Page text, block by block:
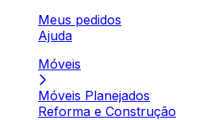
Meus pedidos
Ajuda
Móveis
Móveis Planejados
Reforma e Construção